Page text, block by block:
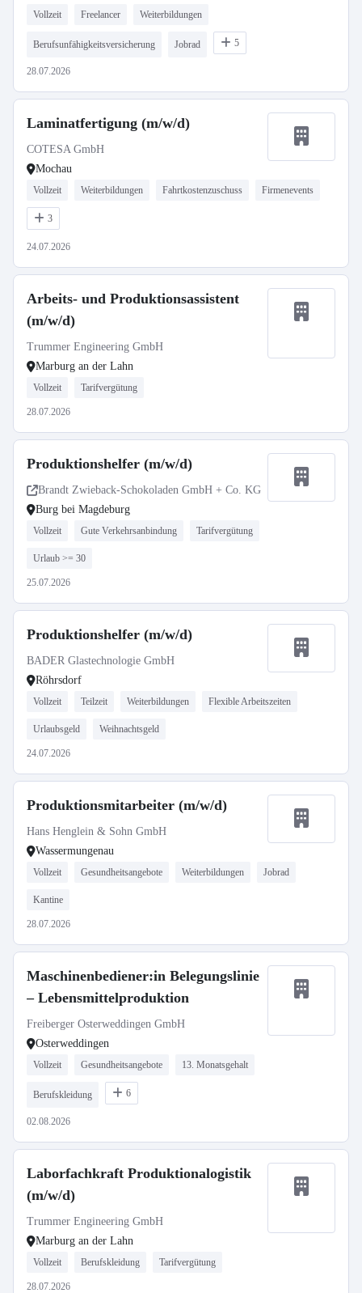
Vollzeit Freelancer Weiterbildungen
Berufsunfähigkeitsversicherung Jobrad 5
28.07.2026
Laminatfertigung (m/w/d)
COTESA GmbH
Mochau
Vollzeit Weiterbildungen Fahrtkostenzuschuss Firmenevents
3
24.07.2026
Arbeits- und Produktionsassistent
(m/w/d)
Trummer Engineering GmbH
Marburg an der Lahn
Vollzeit Tarifvergütung
28.07.2026
Produktionshelfer (m/w/d)
Brandt Zwieback-Schokoladen GmbH + Co. KG
Burg bei Magdeburg
Vollzeit Gute Verkehrsanbindung Tarifvergütung
Urlaub >= 30
25.07.2026
Produktionshelfer (m/w/d)
BADER Glastechnologie GmbH
Röhrsdorf
Vollzeit Teilzeit Weiterbildungen Flexible Arbeitszeiten
Urlaubsgeld Weihnachtsgeld
24.07.2026
Produktionsmitarbeiter (m/w/d)
Hans Henglein & Sohn GmbH
Wassermungenau
Vollzeit Gesundheitsangebote Weiterbildungen Jobrad
Kantine
28.07.2026
Maschinenbediener:in Belegungslinie
– Lebensmittelproduktion
Freiberger Osterweddingen GmbH
Osterweddingen
Vollzeit Gesundheitsangebote 13. Monatsgehalt
Berufskleidung 6
02.08.2026
Laborfachkraft Produktionalogistik
(m/w/d)
Trummer Engineering GmbH
Marburg an der Lahn
Vollzeit Berufskleidung Tarifvergütung
28.07.2026